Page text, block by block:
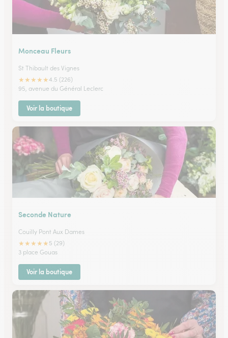
Monceau Fleurs
St Thibault des Vignes
★★★★★4.5 (226)
95, avenue du Général Leclerc
Voir la boutique
Seconde Nature
Couilly Pont Aux Dames
★★★★★ 5 (29)
3 place Gouas
Voir la boutique